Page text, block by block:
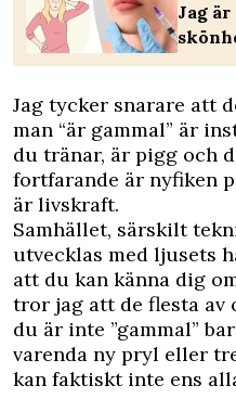
Jag
Jag tycker snarare att
man “är gammal” är
du tränar, är pigg och
fortfarande är nyfiken
är livskraft.
Samhället, särskilt
utvecklas med ljusets
att du kan känna dig
tror jag att de flesta av
du är inte ”gammal”
varenda ny pryl eller
kan faktiskt inte ens